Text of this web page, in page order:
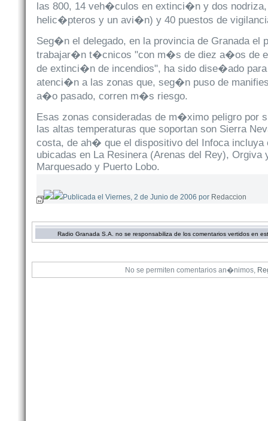
las 800, 14 veh�culos en extinci�n y dos
helic�pteros y un avi�n) y 40 puestos de
Seg�n el delegado, en la provincia de Granada el
trabajar�n t�cnicos "con m�s de diez a�os de
de extinci�n de incendios", ha sido dise�ado
atenci�n a las zonas que, seg�n puso de
a�o pasado, corren m�s riesgo.
Esas zonas consideradas de m�ximo peligro por
las altas temperaturas que soportan son Sierra
costa, de ah� que el dispositivo del Infoca incluya
ubicadas en La Resinera (Arenas del Rey), Orgiva
Marquesado y Puerto Lobo.
Publicada el Viernes, 2 de Junio de 2006 por Redaccion
Radio Granada S.A. no se responsabiliza de los comentarios vertidos en
No se permiten comentarios an�nimos,